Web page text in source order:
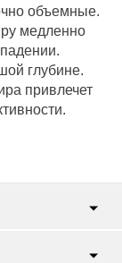
объемные.
медленно
глубине.
привлечет